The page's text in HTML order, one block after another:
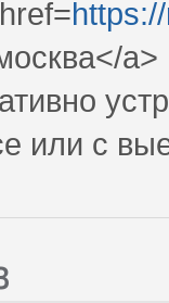
a>
или с